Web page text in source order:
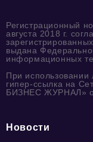
Регистрационный
августа 2018 г.
выдана
информационных
При использовании
гипер-ссылка на
БИЗНЕС ЖУРНАЛ»
Новости